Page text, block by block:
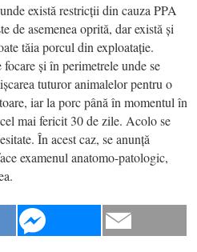
există restricții din cauza PPA
de asemenea oprită, dar există și
tăia porcul din exploatație.
și în perimetrele unde se
tuturor animalelor pentru o
iar la porc până în momentul în
mai fericit 30 de zile. Acolo se
În acest caz, se anunță
examenul anatomo-patologic,